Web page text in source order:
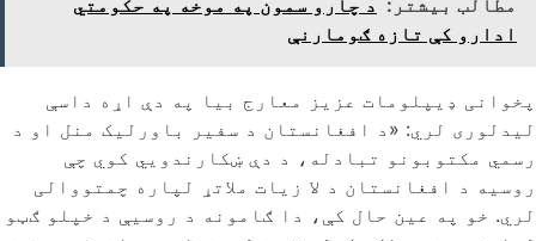
مطالب بیشتر: د چارو سمون په موخه په حکومتي
ادارو کې تازه ګومارنې
پخوانی ډیپلومات عزیز معارج بیا په دې اړه داسې
لیدلوری لري: «د افغانستان د سفیر باورلیک منل او د
رسمي مکتوبونو تبادله، د دې ښکارندویي کوي چې
روسیه د افغانستان د لا زیات ملاتړ لپاره چمتووالی
لري. خو په عین حال کې، دا ګامونه د روسیې د خپلو ګټو